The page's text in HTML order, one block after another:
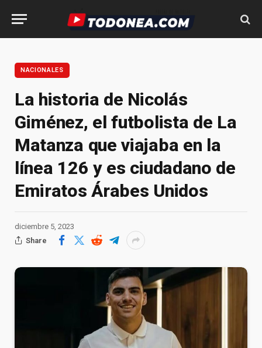
NACIONALES
La historia de Nicolás
Giménez, el futbolista de La
Matanza que viajaba en la
línea 126 y es ciudadano de
Emiratos Árabes Unidos
diciembre 5, 2023
Share